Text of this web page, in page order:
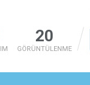
20
GÖRÜNTÜLENME